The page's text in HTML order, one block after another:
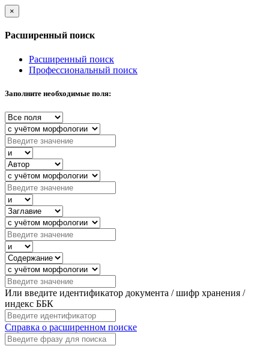
×
Расширенный поиск
Расширенный поиск
Профессиональный поиск
Заполните необходимые поля:
Или введите идентификатор документа / шифр хранения /
индекс ББК
Справка о расширенном поиске